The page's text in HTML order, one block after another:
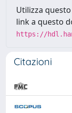
Utilizza
link a questo
https://
Citazioni